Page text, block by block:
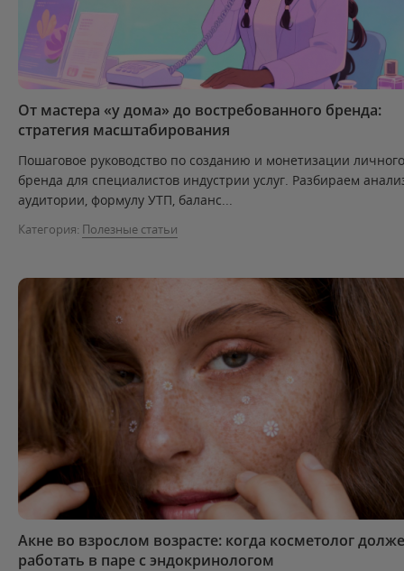
От мастера «у дома» до востребованного бренда:
стратегия масштабирования
Пошаговое руководство по созданию и монетизации личного
бренда для специалистов индустрии услуг. Разбираем
аудитории, формулу УТП, баланс...
Категория: Полезные статьи
Акне во взрослом возрасте: когда косметолог
работать в паре с эндокринологом